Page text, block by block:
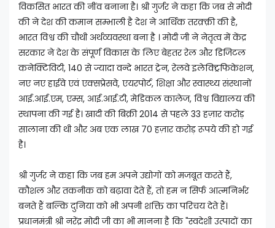
विकसित भारत की नींव बनाना है। श्री गुर्जर ने कहा कि जब से मोदी
की ने देश की कमान सम्भाली है देश ने आर्थिक तरक़्क़ी की है,
भारत विश्व की चौथी अर्थव्यवस्था बना है । मोदी जी ने नेतृत्व में केंद्र
सरकार ने देश के संपूर्ण विकास के लिए बेहतर रेल और डिजिटल
कनेक्टिविटी, 140 से ज्यादा वन्दे भारत ट्रेन, रेलवे इलेक्ट्रिफिकेशन,
नए नए हाईवे एवं एक्सप्रेसवे, एयरपोर्ट, शिक्षा और स्वास्थ्य संस्थानों
आई.आई.एम, एम्स, आई.आई.टी, मेडिकल कालेज, विश्व विद्यालय की
स्थापना की गई है। खादी की बिक्री 2014 से पहले 33 हज़ार करोड़
सालाना की थी और अब एक लाख 70 हज़ार करोड़ रूपये की हो गई
है।
श्री गुर्जर ने कहा कि जब हम अपने उद्योगों को मजबूत करते हैं,
कौशल और तकनीक को बढ़ावा देते हैं, तो हम न सिर्फ आत्मनिर्भर
बनते हैं बल्कि दुनिया को भी अपनी शक्ति का परिचय देते हैं।
प्रधानमंत्री श्री नरेंद्र मोदी जी का भी मानना है कि "स्वदेशी उत्पादों का